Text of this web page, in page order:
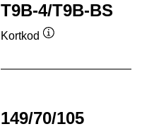
T9B-4/T9B-BS
Kortkod
149/70/105